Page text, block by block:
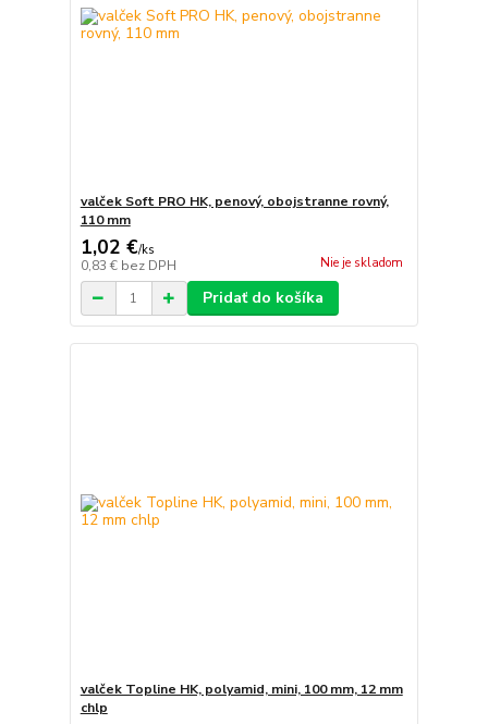
valček Soft PRO HK, penový, obojstranne rovný,
110 mm
1,02 €/ks
0,83 € bez DPH Nie je skladom
Pridať do košíka
valček Topline HK, polyamid, mini, 100 mm, 12 mm
chlp